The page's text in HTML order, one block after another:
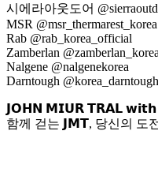
시에라아웃도어
MSR @msr_thermarest_korea
Rab @rab_korea_official
Zamberlan @zamberlan_korea
Nalgene @nalgenekorea
Darntough @korea_darntough
𝗝𝗢𝗛𝗡 𝗠𝗜𝗨𝗥 𝗧𝗥𝗔𝗟
함께 걷는 𝗝𝗠𝗧, 당신의 도